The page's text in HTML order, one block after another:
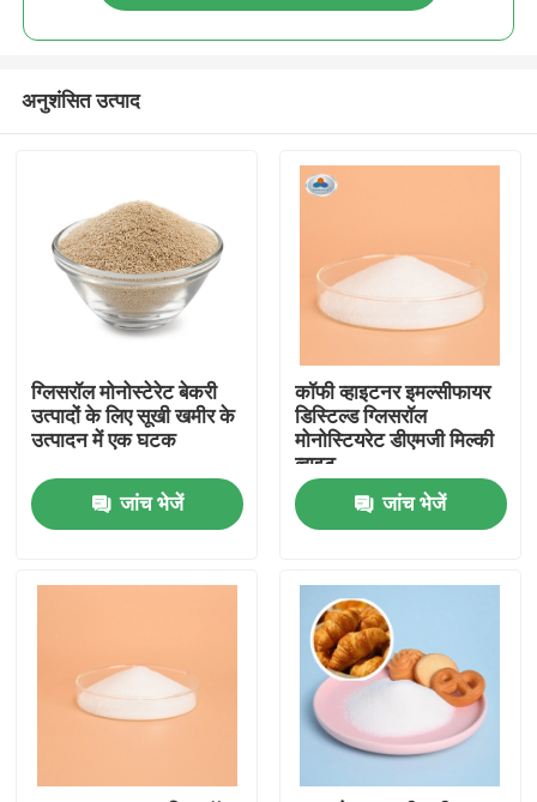
घर
वीडियो
अनुशंसित उत्पाद
ग्लिसरॉल मोनोस्टेरेट बेकरी
उत्पादों के लिए सूखी खमीर के
उत्पादन में एक घटक
जांच भेजें
कॉफी व्हाइटनर इमल्सीफायर
डिस्टिल्ड ग्लिसरॉल
मोनोस्टियरेट डीएमजी मिल्की
व्हाइट
जांच भेजें